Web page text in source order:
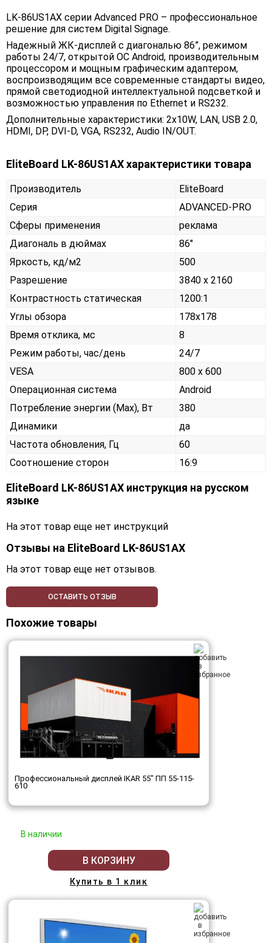
LK-86US1AX серии Advanced PRO – профессиональное
решение для систем Digital Signage.
Надежный ЖК-дисплей с диагональю 86”, режимом
работы 24/7, открытой ОС Android, производительным
процессором и мощным графическим адаптером,
воспроизводящим все современные стандарты видео,
прямой светодиодной интеллектуальной подсветкой и
возможностью управления по Ethernet и RS232.
Дополнительные характеристики: 2x10W, LAN, USB 2.0,
HDMI, DP, DVI-D, VGA, RS232, Audio IN/OUT.
EliteBoard LK-86US1AX характеристики товара
Производитель
EliteBoard
Серия
ADVANCED-PRO
Сферы применения
реклама
Диагональ в дюймах
86"
Яркость, кд/м2
500
Разрешение
3840 x 2160
Контрастность статическая
1200:1
Углы обзора
178x178
Время отклика, мс
8
Режим работы, час/день
24/7
VESA
800 x 600
Операционная система
Android
Потребление энергии (Max), Вт
380
Динамики
да
Частота обновления, Гц
60
Соотношение сторон
16:9
EliteBoard LK-86US1AX инструкция на русском
языке
На этот товар еще нет инструкций
Отзывы на EliteBoard LK-86US1AX
На этот товар еще нет отзывов.
ОСТАВИТЬ ОТЗЫВ
Похожие товары
Профессиональный дисплей IKAR 55" ПП 55-115-
610
В наличии
В КОРЗИНУ
Купить в 1 клик